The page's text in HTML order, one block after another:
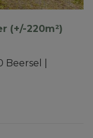
(+/-220m²)
Beersel